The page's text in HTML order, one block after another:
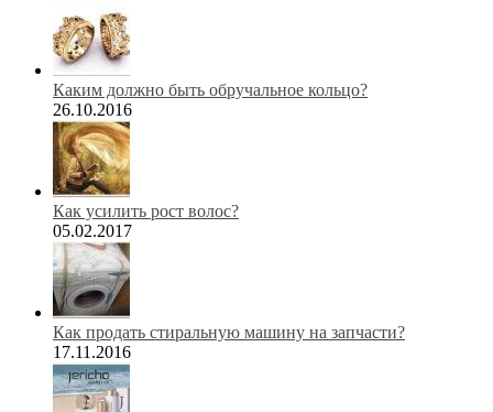
Каким должно быть обручальное кольцо?
26.10.2016
Как усилить рост волос?
05.02.2017
Как продать стиральную машину на запчасти?
17.11.2016